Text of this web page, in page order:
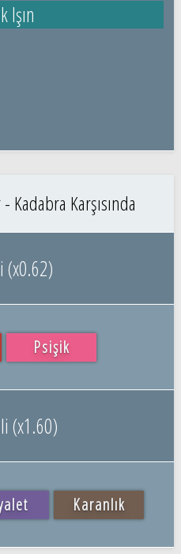
Işın
Kadabra Karşısında
(x0.62)
Psişik
(x1.60)
Karanlık